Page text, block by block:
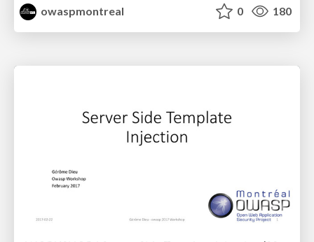
owaspmontreal
0 180